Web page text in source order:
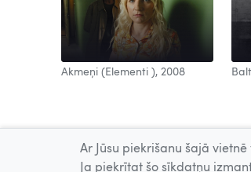
Akmeņi (Elementi ), 2008
Ar Jūsu piekrišanu šajā
Ja piekrītat šo sīkdatņu